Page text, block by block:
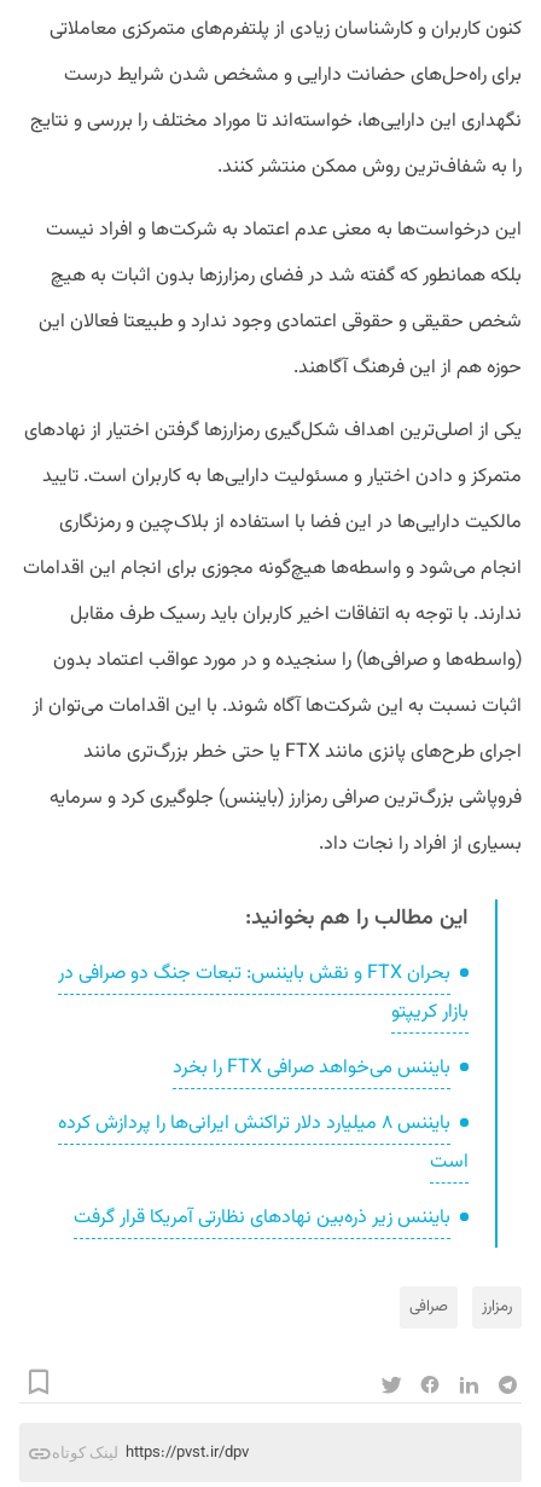
کنون کاربران و کارشناسان زیادی از پلتفرم‌های متمرکزی معاملاتی
برای راه‌حل‌های حضانت دارایی و مشخص شدن شرایط درست
نگهداری این دارایی‌ها، خواسته‌اند تا موراد مختلف را بررسی و نتایج
را به شفاف‌ترین روش ممکن منتشر کنند.
این درخواست‌ها به معنی عدم اعتماد به شرکت‌ها و افراد نیست
بلکه همانطور که گفته شد در فضای رمزارزها بدون اثبات به هیچ
شخص حقیقی و حقوقی اعتمادی وجود ندارد و طبیعتا فعالان این
حوزه هم از این فرهنگ آگاهند.
یکی از اصلی‌ترین اهداف شکل‌گیری رمزارزها گرفتن اختیار از نهادهای
متمرکز و دادن اختیار و مسئولیت دارایی‌ها به کاربران است. تایید
مالکیت دارایی‌ها در این فضا با استفاده از بلاک‌چین و رمزنگاری
انجام می‌شود و واسطه‌ها هیچ‌گونه مجوزی برای انجام این اقدامات
ندارند. با توجه به اتفاقات اخیر کاربران باید رسیک طرف مقابل
(واسطه‌ها و صرافی‌ها) را سنجیده و در مورد عواقب اعتماد بدون
اثبات نسبت به این شرکت‌ها آگاه شوند. با این اقدامات می‌توان از
اجرای طرح‌های پانزی مانند FTX یا حتی خطر بزرگ‌تری مانند
فروپاشی بزرگ‌ترین صرافی رمزارز (بایننس) جلوگیری کرد و سرمایه
بسیاری از افراد را نجات داد.
این مطالب را هم بخوانید:
بحران FTX و نقش بایننس: تبعات جنگ دو صرافی در
بازار کریپتو
بایننس می‌خواهد صرافی FTX را بخرد
بایننس ۸ میلیارد دلار تراکنش ایرانی‌ها را پردازش کرده
است
بایننس زیر ذره‌بین نهاد‌های نظارتی آمریکا قرار گرفت
رمزارز صرافی
لینک کوتاه https://pvst.ir/dpv